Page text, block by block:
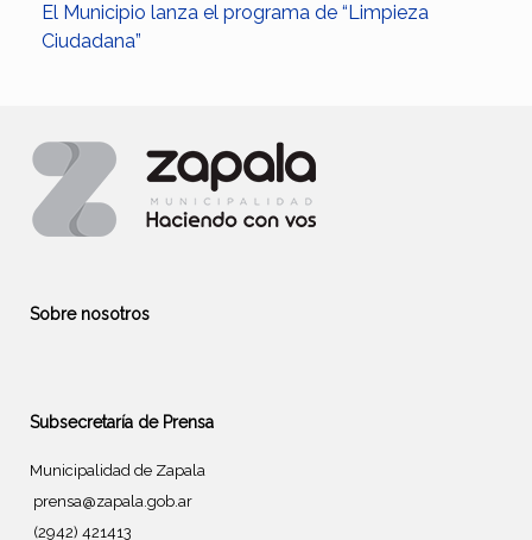
El Municipio lanza el programa de “Limpieza
Ciudadana”
Sobre nosotros
Subsecretaría de Prensa
Municipalidad de Zapala
prensa@zapala.gob.ar
(2942) 421413